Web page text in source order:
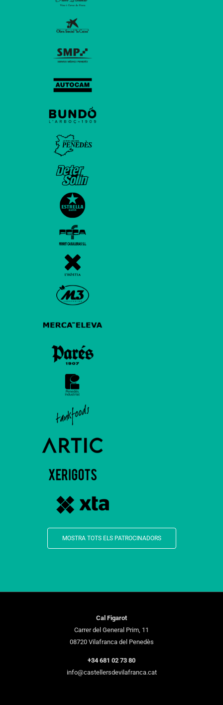
MOSTRA TOTS ELS PATROCINADORS
Cal Figarot
Carrer del General Prim, 11
08720 Vilafranca del Penedès
+34 681 02 73 80
info@castellersdevilafranca.cat